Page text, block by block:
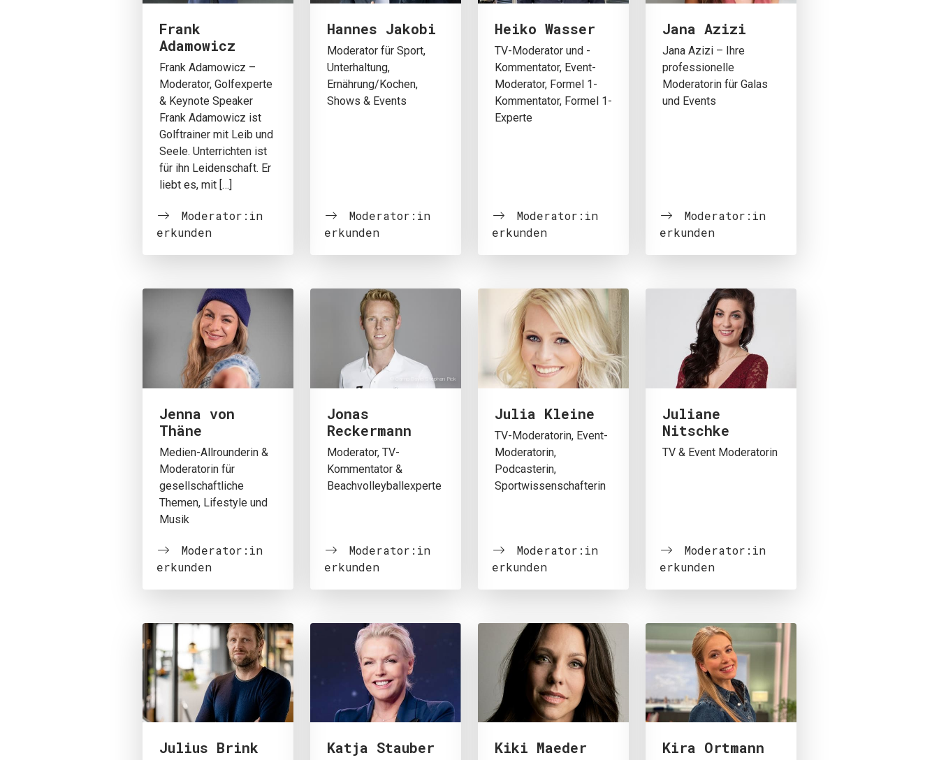
Frank
Adamowicz
Frank Adamowicz –
Moderator, Golfexperte
& Keynote Speaker
Frank Adamowicz ist
Golftrainer mit Leib und
Seele. Unterrichten ist
für ihn Leidenschaft. Er
liebt es, mit […]
Moderator:in
erkunden
Hannes Jakobi
Moderator für Sport,
Unterhaltung,
Ernährung/Kochen,
Shows & Events
Moderator:in
erkunden
Heiko Wasser
TV-Moderator und -
Kommentator, Event-
Moderator, Formel 1-
Kommentator, Formel 1-
Experte
Moderator:in
erkunden
Jana Azizi
Jana Azizi – Ihre
professionelle
Moderatorin für Galas
und Events
Moderator:in
erkunden
Jenna von
Thäne
Medien-Allrounderin &
Moderatorin für
gesellschaftliche
Themen, Lifestyle und
Musik
Moderator:in
erkunden
© Camp David Stephan Pick
Jonas
Reckermann
Moderator, TV-
Kommentator &
Beachvolleyballexperte
Moderator:in
erkunden
Julia Kleine
TV-Moderatorin, Event-
Moderatorin,
Podcasterin,
Sportwissenschafterin
Moderator:in
erkunden
Juliane
Nitschke
TV & Event Moderatorin
Moderator:in
erkunden
Julius Brink Katja Stauber Kiki Maeder Kira Ortmann